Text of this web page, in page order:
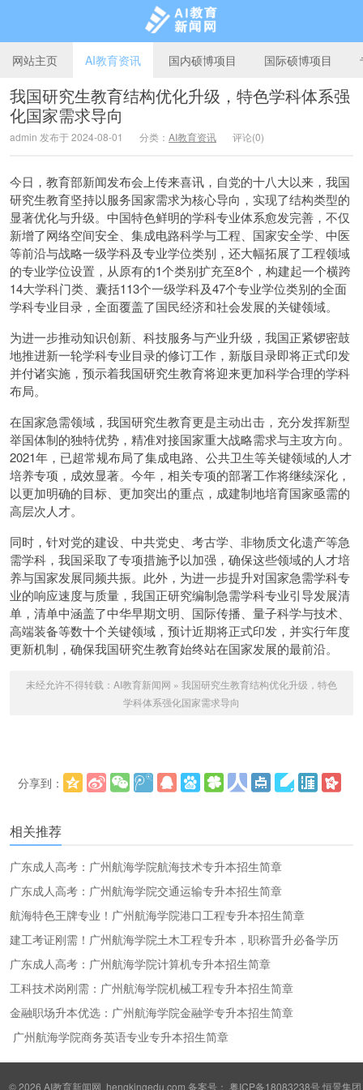
网站主页 AI教育资讯 国内硕博项目 国际硕博项目
我国研究生教育结构优化升级，特色学科体系强
化国家需求导向
admin 发布于 2024-08-01 分类： AI教育资讯 评论(0)
今日，教育部新闻发布会上传来喜讯，自党的十八大以来，我国
研究生教育坚持以服务国家需求为核心导向，实现了结构类型的
显著优化与升级。中国特色鲜明的学科专业体系愈发完善，不仅
新增了网络空间安全、集成电路科学与工程、国家安全学、中医
等前沿与战略一级学科及专业学位类别，还大幅拓展了工程领域
的专业学位设置，从原有的1个类别扩充至8个，构建起一个横跨
14大学科门类、囊括113个一级学科及47个专业学位类别的全面
学科专业目录，全面覆盖了国民经济和社会发展的关键领域。
为进一步推动知识创新、科技服务与产业升级，我国正紧锣密鼓
地推进新一轮学科专业目录的修订工作，新版目录即将正式印发
并付诸实施，预示着我国研究生教育将迎来更加科学合理的学科
布局。
在国家急需领域，我国研究生教育更是主动出击，充分发挥新型
举国体制的独特优势，精准对接国家重大战略需求与主攻方向。
2021年，已超常规布局了集成电路、公共卫生等关键领域的人才
培养专项，成效显著。今年，相关专项的部署工作将继续深化，
以更加明确的目标、更加突出的重点，成建制地培育国家亟需的
高层次人才。
同时，针对党的建设、中共党史、考古学、非物质文化遗产等急
需学科，我国采取了专项措施予以加强，确保这些领域的人才培
养与国家发展同频共振。此外，为进一步提升对国家急需学科专
业的响应速度与质量，我国正研究编制急需学科专业引导发展清
单，清单中涵盖了中华早期文明、国际传播、量子科学与技术、
高端装备等数十个关键领域，预计近期将正式印发，并实行年度
更新机制，确保我国研究生教育始终站在国家发展的最前沿。
未经允许不得转载： AI教育新闻网 » 我国研究生教育结构优化升级，特色
学科体系强化国家需求导向
分享到：
相关推荐
广东成人高考：广州航海学院航海技术专升本招生简章
广东成人高考：广州航海学院交通运输专升本招生简章
航海特色王牌专业！广州航海学院港口工程专升本招生简章
建工考证刚需！广州航海学院土木工程专升本，职称晋升必备学历
广东成人高考：广州航海学院计算机专升本招生简章
工科技术岗刚需：广州航海学院机械工程专升本招生简章
金融职场升本优选：广州航海学院金融学专升本招生简章
广州航海学院商务英语专业专升本招生简章
© 2026 AI教育新闻网 hengkingedu.com 备案号： 粤ICP备18083238号恒景集团